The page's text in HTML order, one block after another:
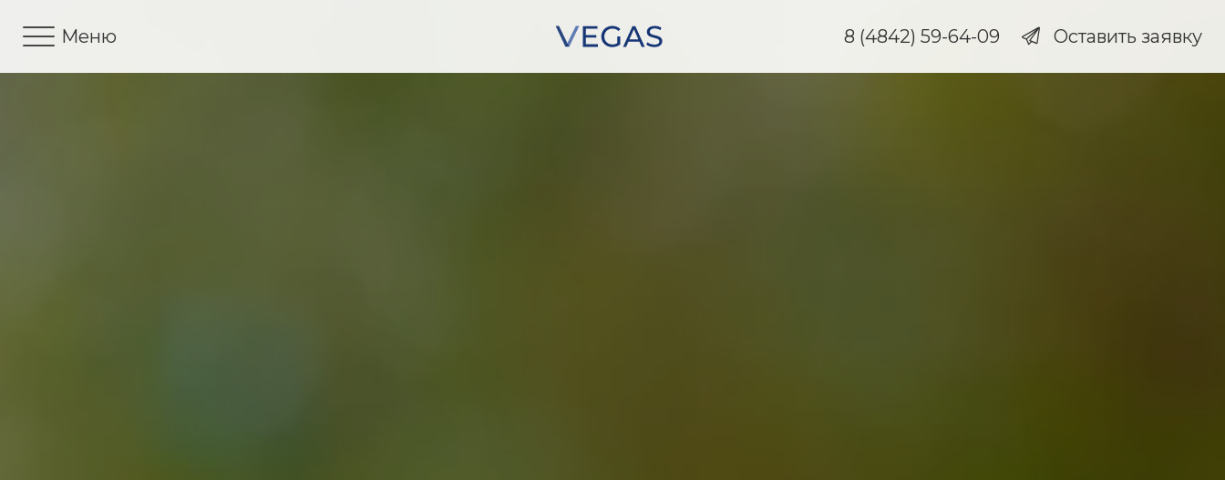
8 (4842) 59-64-09 Оставить заявку